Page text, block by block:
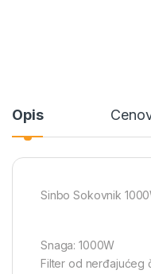
Opis
Sinbo Sokovnik
Snaga: 1000W
Filter od nerđajućeg